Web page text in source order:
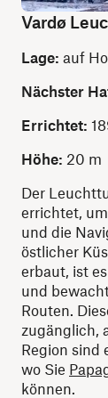
Vardø
Lage: auf
Nächster
Errichtet:
Höhe: 20 m
Der
errichtet,
und die
östlicher
erbaut, ist
und
Routen.
zugänglich,
Region sind
wo Sie
können.